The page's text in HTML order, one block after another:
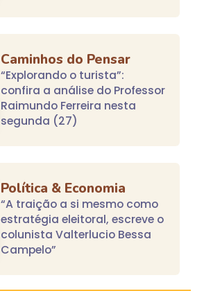
Caminhos do Pensar
“Explorando o turista”:
confira a análise do Professor
Raimundo Ferreira nesta
segunda (27)
Política & Economia
“A traição a si mesmo como
estratégia eleitoral, escreve o
colunista Valterlucio Bessa
Campelo”